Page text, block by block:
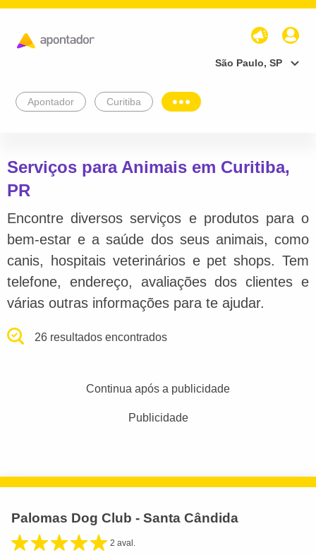
São Paulo, SP
Apontador Curitiba
Serviços para Animais em Curitiba,
PR
Encontre diversos serviços e produtos para o
bem-estar e a saúde dos seus animais, como
canis, hospitais veterinários e pet shops. Tem
telefone, endereço, avaliações dos clientes e
várias outras informações para te ajudar.
26 resultados encontrados
Continua após a publicidade
Publicidade
Palomas Dog Club - Santa Cândida
2 aval.